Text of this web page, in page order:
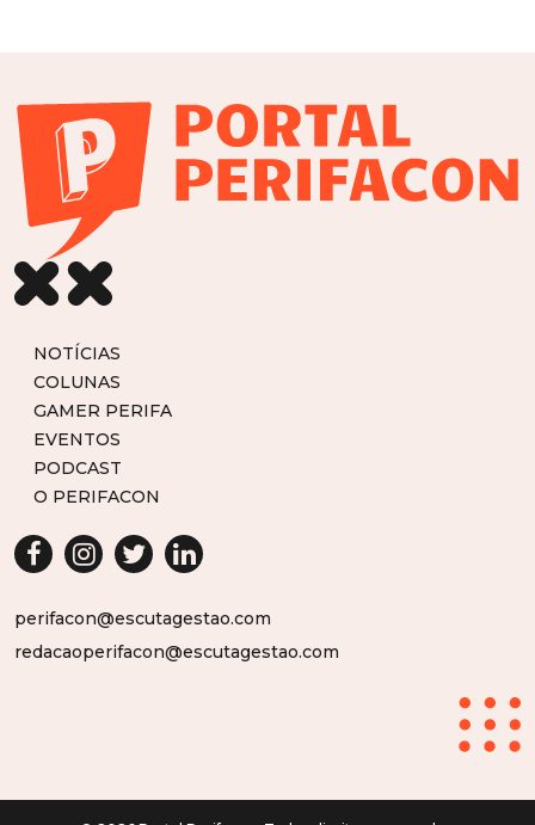
NOTÍCIAS
COLUNAS
GAMER PERIFA
EVENTOS
PODCAST
O PERIFACON
perifacon@escutagestao.com
redacaoperifacon@escutagestao.com